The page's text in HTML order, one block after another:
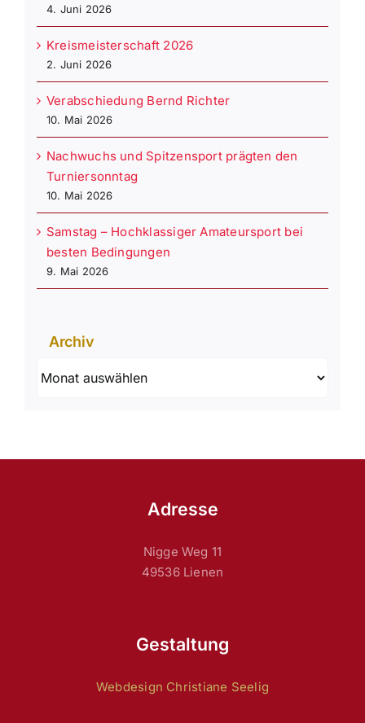
4. Juni 2026
Kreismeisterschaft 2026
2. Juni 2026
Verabschiedung Bernd Richter
10. Mai 2026
Nachwuchs und Spitzensport prägten den
Turniersonntag
10. Mai 2026
Samstag – Hochklassiger Amateursport bei
besten Bedingungen
9. Mai 2026
Archiv
Adresse
Nigge Weg 11
49536 Lienen
Gestaltung
Webdesign Christiane Seelig